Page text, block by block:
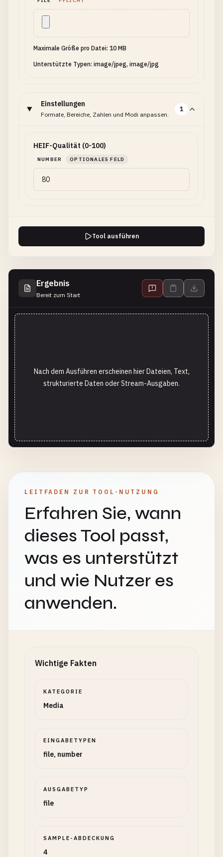
Maximale Größe pro Datei: 10 MB
Unterstützte Typen: image/jpeg, image/jpg
Einstellungen
Formate, Bereiche, Zahlen und Modi anpassen.
1
HEIF-Qualität (0-100)
NUMBER OPTIONALES FELD
Tool ausführen
Ergebnis
Bereit zum Start
Nach dem Ausführen erscheinen hier Dateien, Text,
strukturierte Daten oder Stream-Ausgaben.
LEITFADEN ZUR TOOL-NUTZUNG
Erfahren Sie, wann
dieses Tool passt,
was es unterstützt
und wie Nutzer es
anwenden.
Wichtige Fakten
KATEGORIE
Media
EINGABETYPEN
file, number
AUSGABETYP
file
SAMPLE-ABDECKUNG
4